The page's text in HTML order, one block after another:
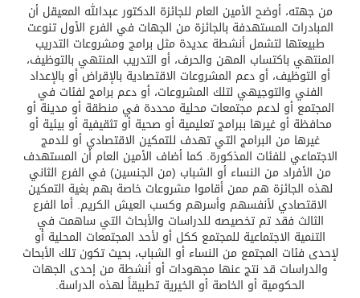
من جهته، أوضح الأمين العام للجائزة الدكتور عبدالله المعيقل أن
المبادرات المستهدفة بالجائزة من الجهات في الفرع الأول تنوعت
طبيعتها لتشمل أنشطة عديدة مثل برامج ومشروعات التدريب
المنتهي باكتساب المهن والحرف، أو التدريب المنتهي بالتوظيف،
أو التوظيف، أو دعم المشروعات الاقتصادية بالإقراض أو بالإعداد
الفني والتوجيهي لتلك المشروعات، أو دعم برامج لفئات في
المجتمع أو لدعم مجتمعات محلية محددة في منطقة أو مدينة أو
محافظة أو غيرها ببرامج تعليمية أو صحية أو تثقيفية أو بيئية أو
غيرها من البرامج التي تهدف للتمكين الاقتصادي أو للدمج
الاجتماعي للفئات المذكورة. كما أضاف الأمين العام أن المستهدف
من الأفراد من النساء أو الشباب (من الجنسين) في الفرع الثاني
لهذه الجائزة هم ممن أقاموا مشروعات خاصة بهم بغية التمكين
الاقتصادي لأنفسهم وأسرهم وكسب العيش الكريم. أما الفرع
الثالث فقد تم تخصيصه للدراسات والأبحاث التي ساهمت في
التنمية الاجتماعية للمجتمع ككل أو لأحد المجتمعات المحلية أو
لإحدى فئات المجتمع من النساء أو الشباب، بحيث تكون تلك الأبحاث
والدراسات قد نتج عنها مجهودات أو أنشطة من إحدى الجهات
الحكومية أو الخاصة أو الخيرية تطبيقاً لهذه الدراسة.